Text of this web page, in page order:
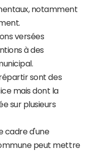
notamment
versées
à des
sont des
mais dont la
sur plusieurs
cadre d'une
peut mettre